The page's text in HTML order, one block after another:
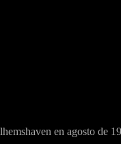
en agosto de